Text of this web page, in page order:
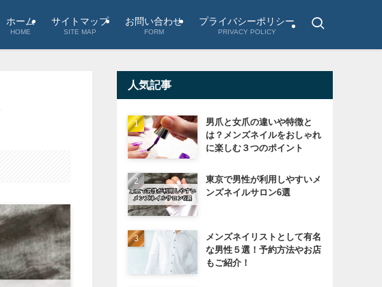
ホーム
HOME
サイトマップ
SITE MAP
お問い合わせ
FORM
プライバシーポリシー
PRIVACY POLICY
人気記事
男爪と女爪の違いや特徴と
は？メンズネイルをおしゃれ
に楽しむ３つのポイント
東京で男性が利用しやすいメ
ンズネイルサロン6選
メンズネイリストとして有名
な男性５選！予約方法やお店
もご紹介！